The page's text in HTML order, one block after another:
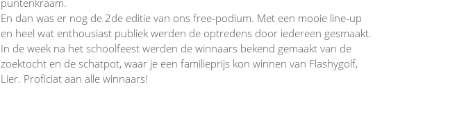
En dan was er nog de 2de editie van ons free-podium. Met een mooie line-up
en heel wat enthousiast publiek werden de optredens door iedereen gesmaakt.
In de week na het schoolfeest werden de winnaars bekend gemaakt van de
zoektocht en de schatpot, waar je een familieprijs kon winnen van Flashygolf,
Lier. Proficiat aan alle winnaars!